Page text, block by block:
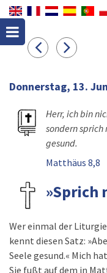
Donnerstag, 13.
Herr, ich bin
sondern sprich
gesund.
Matthäus 8,8
»Sprich
Wer einmal der
kennt diesen Satz:
Seele gesund.« Mich
Sie fußt auf dem in